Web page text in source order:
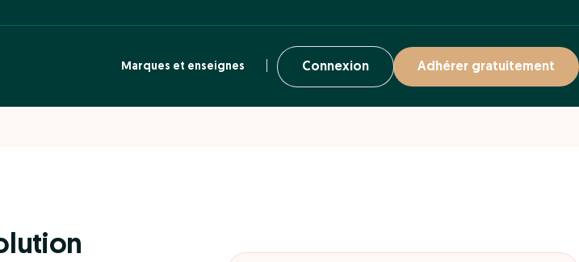
Marques et enseignes Connexion Adhérer gratuitement